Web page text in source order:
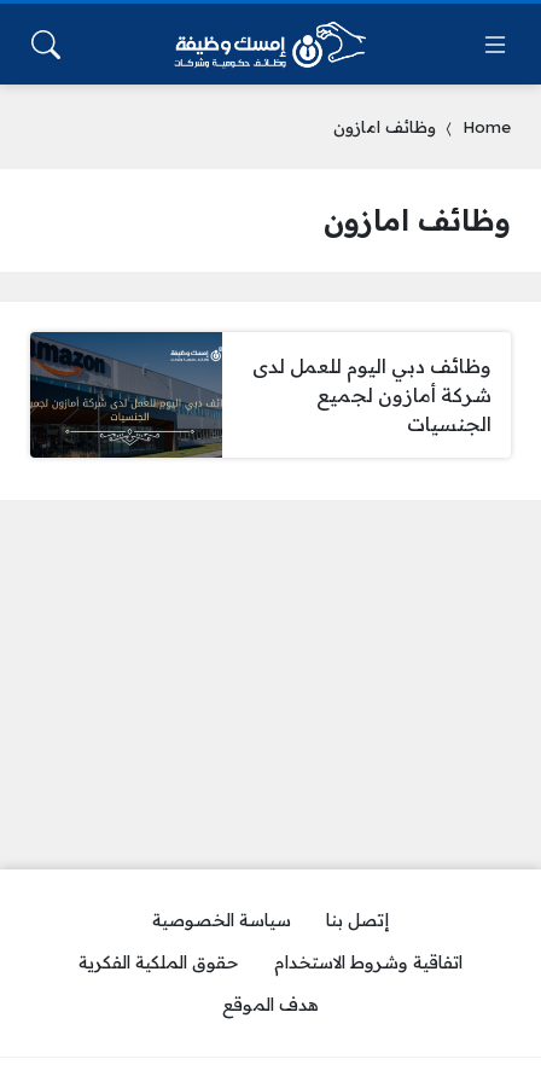
Home وظائف امازون
وظائف امازون
وظائف دبي اليوم للعمل لدى
شركة أمازون لجميع
الجنسيات
إتصل بنا
سياسة الخصوصية
اتفاقية وشروط الاستخدام
حقوق الملكية الفكرية
هدف الموقع